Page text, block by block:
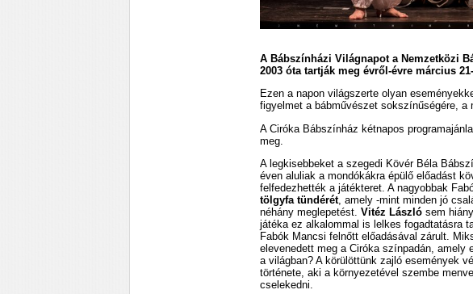
A Bábszínházi Világnapot a Nemzetközi
2003 óta tartják meg évről-évre március
Ezen a napon világszerte olyan
figyelmet a bábművészet sokszínűségére, a
A Ciróka Bábszínház kétnapos
meg.
A legkisebbeket a szegedi Kövér Béla
éven aluliak a mondókákra épülő előadást
felfedezhették a játékteret. A nagyobbak
tölgyfa tündérét, amely -mint minden jó
néhány meglepetést. Vitéz Lászlósem
játéka ez alkalommal is lelkes fogadtatásra
Fabók Mancsi felnőtt előadásával zárult.
elevenedett meg a Ciróka színpadán, amely
a világban? A körülöttünk zajló események
története, aki a környezetével szembe
cselekedni.